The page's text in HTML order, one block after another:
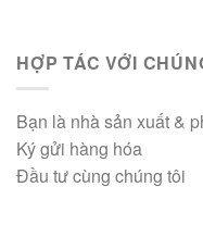
HỢP TÁC VỚI
Bạn là nhà sản xuất &
Ký gửi hàng hóa
Đầu tư cùng chúng tôi